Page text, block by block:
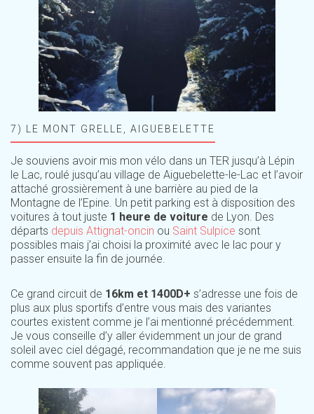
7) LE MONT GRELLE, AIGUEBELETTE
Je souviens avoir mis mon vélo dans un TER jusqu’à Lépin
le Lac, roulé jusqu’au village de Aiguebelette-le-Lac et l’avoir
attaché grossièrement à une barrière au pied de la
Montagne de l’Epine. Un petit parking est à disposition des
voitures à tout juste 1 heure de voiture de Lyon. Des
départs depuis Attignat-oncin ou Saint Sulpice sont
possibles mais j’ai choisi la proximité avec le lac pour y
passer ensuite la fin de journée.
Ce grand circuit de 16km et 1400D+ s’adresse une fois de
plus aux plus sportifs d’entre vous mais des variantes
courtes existent comme je l’ai mentionné précédemment.
Je vous conseille d’y aller évidemment un jour de grand
soleil avec ciel dégagé, recommandation que je ne me suis
comme souvent pas appliquée.